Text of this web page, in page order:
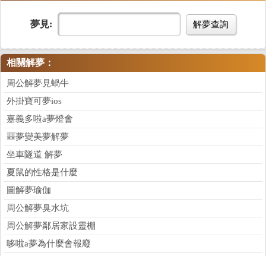
夢見: 解夢查詢
相關解夢：
周公解夢見蝸牛
外掛寶可夢ios
嘉義多啦a夢燈會
噩夢變美夢解夢
坐車隧道 解夢
夏鼠的性格是什麼
圖解夢瑜伽
周公解夢臭水坑
周公解夢鄰居家設靈棚
哆啦a夢為什麼會報廢